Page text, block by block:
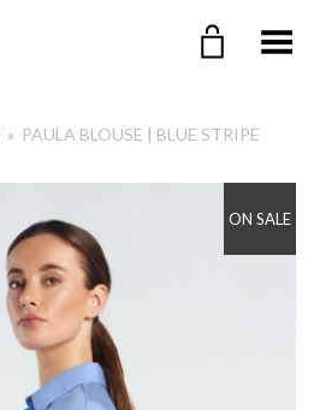
Menu in-/uitklappen
» PAULA BLOUSE | BLUE STRIPE
ON SALE